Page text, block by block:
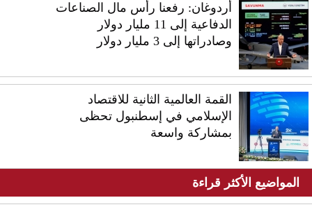
أردوغان: رفعنا رأس مال الصناعات
الدفاعية إلى 11 مليار دولار
وصادراتها إلى 3 مليار دولار
القمة العالمية الثانية للاقتصاد
الإسلامي في إسطنبول تحظى
بمشاركة واسعة
المواضيع الأكثر قراءة